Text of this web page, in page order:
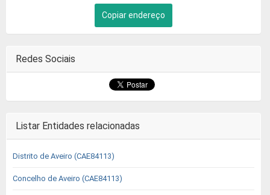
Copiar endereço
Redes Sociais
Listar Entidades relacionadas
Distrito de Aveiro (CAE84113)
Concelho de Aveiro (CAE84113)